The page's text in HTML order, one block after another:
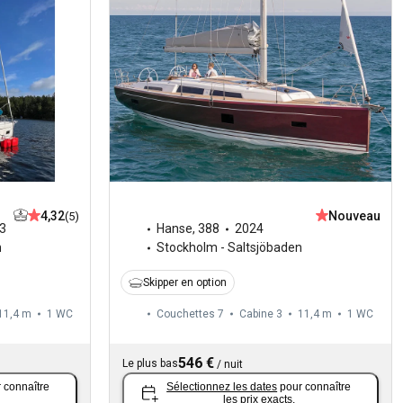
4,32(5)
m 1 WC
connaître
Hanse,388
2024
Stockholm - Saltsjöbaden
Nouveau
Skipper en option
Couchettes 7 Cabine 3 11,4 m 1 WC
Le plus bas546 € /nuit
Sélectionnez les dates pour connaître
les prix exacts.